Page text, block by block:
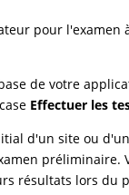
pour
de votre
Effectuer les
d'un site ou
résultats lors du